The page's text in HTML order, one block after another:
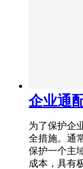
企业通
为了保护企
全措施。通
保护一个主
成本，具有